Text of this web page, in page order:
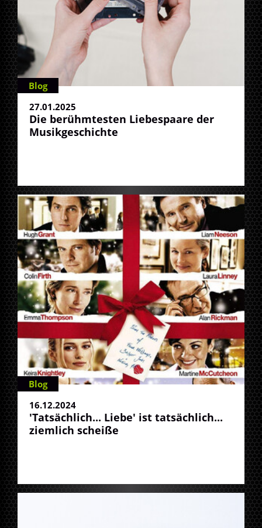
Blog
27.01.2025
Die berühmtesten Liebespaare der
Musikgeschichte
Blog
16.12.2024
'Tatsächlich... Liebe' ist tatsächlich...
ziemlich scheiße